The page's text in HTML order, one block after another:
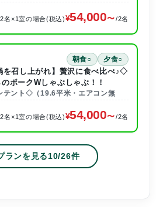
名×1室の場合(税込) 54,000 /2名
朝食○ 夕食○
を召し上がれ】贅沢に食べ比べ♪◇
ポークWしゃぶしゃぶ！！
テント◇（19.6平米・エアコン無
名×1室の場合(税込) 54,000 /2名
ランを見る10/26件